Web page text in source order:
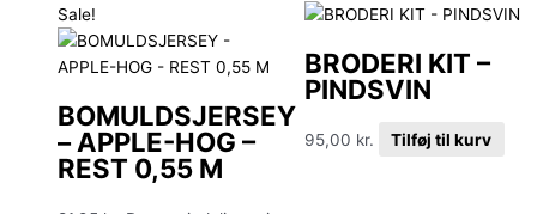
Sale!
BOMULDSJERSEY
– APPLE-HOG –
REST 0,55 M
BRODERI KIT –
PINDSVIN
95,00 kr. Tilføj til kurv